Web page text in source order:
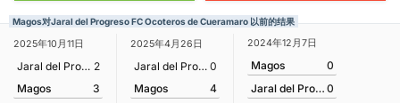
Magos对Jaral del Progreso FC Ocoteros de Cueramaro 以前的结果
2025年10月11日
Jaral del Progreso FC Ocoteros de Cueramaro 2
Magos
3
2025年4月26日
Jaral del Progreso FC Ocoteros de Cueramaro 0
Magos
4
2024年12月7日
Magos
0
Jaral del Progreso FC Ocoteros de Cueramaro 0